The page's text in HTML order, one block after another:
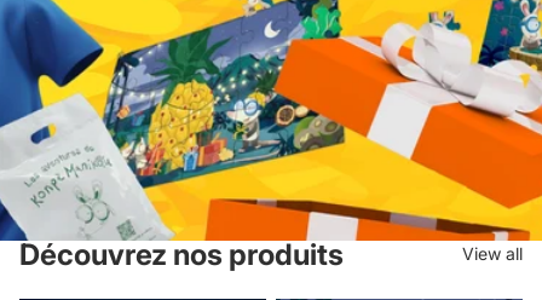
Découvrez nos produits View all